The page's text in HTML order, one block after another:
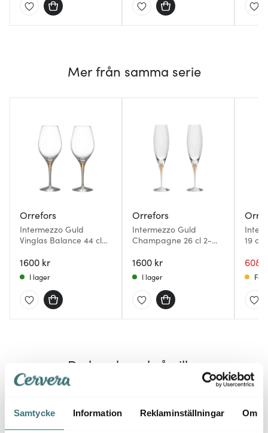
Samtycke Information Reklaminställningar Om
Mer från samma serie
Orrefors
Intermezzo Guld
Vinglas Balance 44 cl
1600 kr
I lager
Orrefors
Intermezzo Guld
Champagne 26 cl 2-
1600 kr
I lager
19 cl
608
Få
Du kanske också gillar
30%